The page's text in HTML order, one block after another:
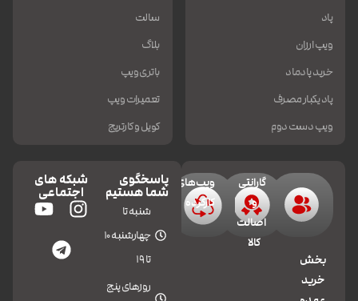
پاد
ویپ ارزان
خرید پادماد
پاد یکبار مصرف
ویپ دست دوم
سالت
بلاگ
باتری ویپ
تعمیرات ویپ
کویل و کارتریج
بخش
خرید
گارانتی
و
اصالت
کالا
ویپ‌های
کارکرده
پاسخگوی
شما هستیم
شنبه تا
چهارشنبه 10
تا 19
روزهای پنج
شبکه های
اجتماعی